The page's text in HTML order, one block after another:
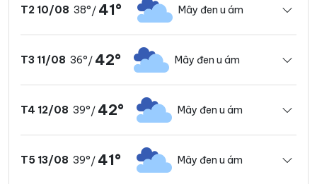
T2 10/08 38°/ 41° Mây đen u ám
T3 11/08 36°/ 42° Mây đen u ám
T4 12/08 39°/ 42° Mây đen u ám
T5 13/08 39°/ 41° Mây đen u ám